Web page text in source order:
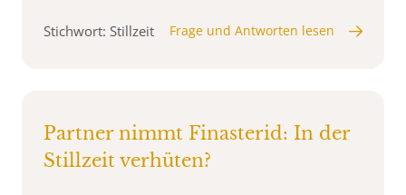
Stichwort: Stillzeit Frage und Antworten lesen
Partner nimmt Finasterid: In der
Stillzeit verhüten?